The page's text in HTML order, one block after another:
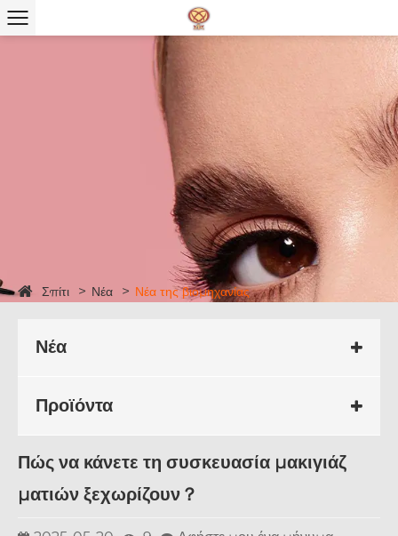
Σπίτι Νέα Νέα της βιομηχανίας
Νέα
Προϊόντα
Πώς να κάνετε τη συσκευασία μακιγιάζ
ματιών ξεχωρίζουν？